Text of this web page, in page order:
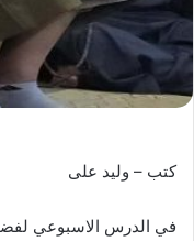
كتب – وليد على
في الدرس الاسبوعي